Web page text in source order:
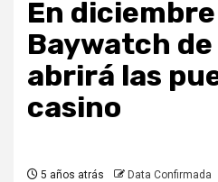
En
Baywatch
abrirá las
casino
5 años atrás Data Confirmada